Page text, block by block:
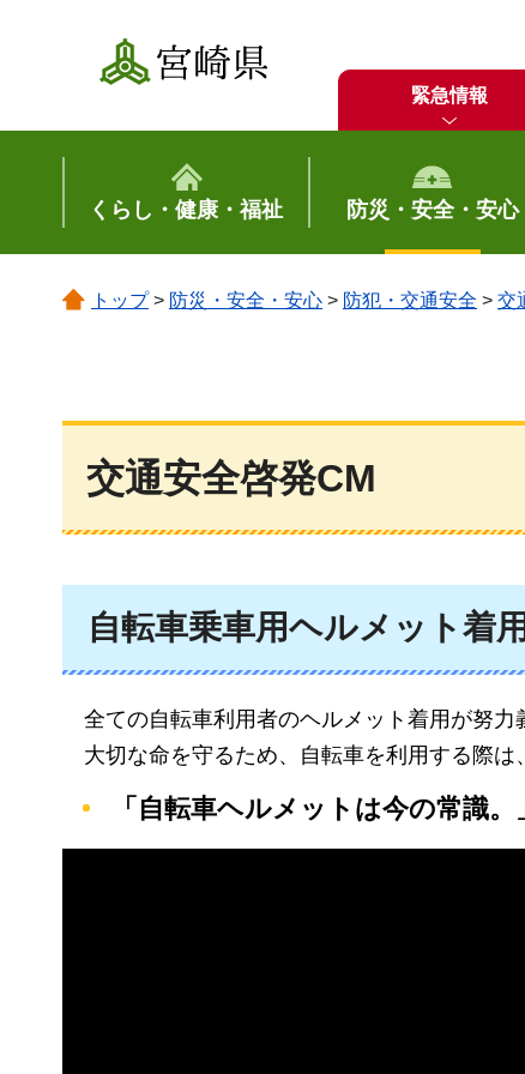
宮崎県
緊急情報
くらし・健康・福祉 防災・安全・安心
トップ> 防災・安全・安心 > 防犯・交通安全 > 交
交通安全啓発CM
自転車乗車用ヘルメット着
全ての自転車利用者のヘルメット着用が努力
大切な命を守るため、自転車を利用する際は
「自転車ヘルメットは今の常識。